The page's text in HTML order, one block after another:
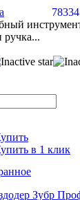
78334
в 1 клик